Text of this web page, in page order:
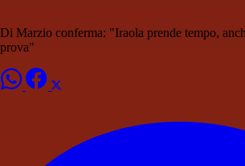
Di Marzio conferma: "Iraola prende tempo,
prova"